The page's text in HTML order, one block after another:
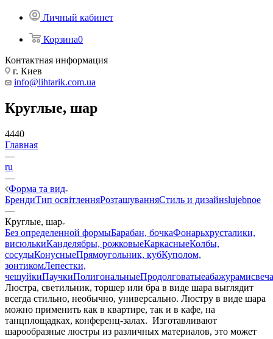
Личный кабинет
Корзина0
Контактная информация
г. Киев
info@lihtarik.com.ua
Круглые, шар
4440
Главная
—
ru
—
Форма та вид
БрендиТип освітленняРозташуванняСтиль и дизайнslujebnoe
—
Круглые, шар
Без определенной формыБарабан, бочкаФонарьхрусталики,
висюлькиКанделябры, рожковыеКаркасныеКолбы,
сосудыКонусныеПрямоугольник, кубКуполом,
зонтикомЛепестки,
чешуйкиПаучкиПолигональныеПродолговатыеабажурами
Люстра, светильник, торшер или бра в виде шара выглядит
всегда стильно, необычно, универсально. Люстру в виде шара
можно применить как в квартире, так и в кафе, на
танцплощадках, конференц-залах. Изготавливают
шарообразные люстры из различных материалов, это может